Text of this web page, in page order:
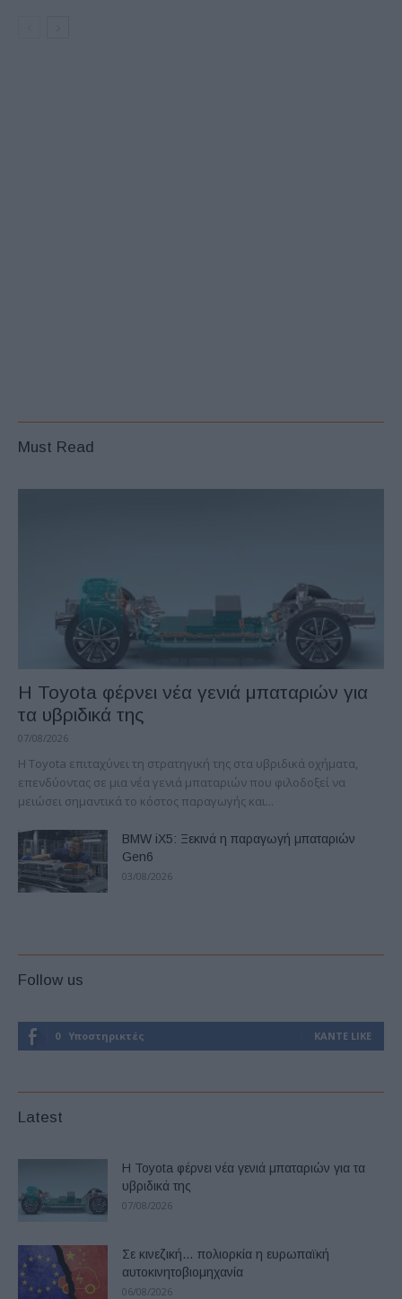
Must Read
Η Toyota φέρνει νέα γενιά μπαταριών για
τα υβριδικά της
07/08/2026
Η Toyota επιταχύνει τη στρατηγική της στα υβριδικά οχήματα,
επενδύοντας σε μια νέα γενιά μπαταριών που φιλοδοξεί να
μειώσει σημαντικά το κόστος παραγωγής και...
BMW iX5: Ξεκινά η παραγωγή μπαταριών
Gen6
03/08/2026
Follow us
0 Υποστηρικτές ΚΆΝΤΕ LIKE
Latest
Η Toyota φέρνει νέα γενιά μπαταριών για τα
υβριδικά της
07/08/2026
Σε κινεζική… πολιορκία η ευρωπαϊκή
αυτοκινητοβιομηχανία
06/08/2026